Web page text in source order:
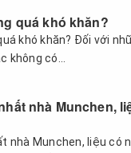
quá khó khăn?
khó khăn? Đối với
không có...
nhà Munchen,
nhà Munchen, liệu có